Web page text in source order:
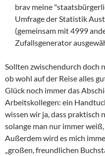
brav meine
Umfrage der Statistik
(gemeinsam mit 4999
Zufallsgenerator
Sollten zwischendurch doch
ob wohl auf der Reise alles
Glück noch immer das
Arbeitskollegen: ein
wissen wir ja, dass praktisch
solange man nur immer
Außerdem wird es mich
großen, freundlichen